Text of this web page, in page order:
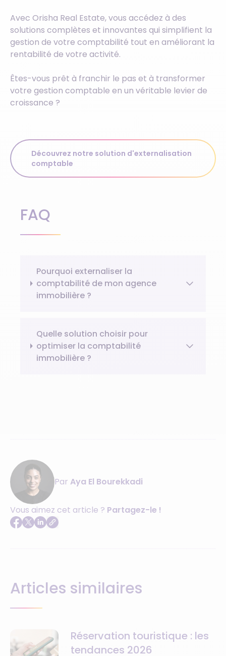
Avec Orisha Real Estate, vous accédez à des
solutions complètes et innovantes qui simplifient la
gestion de votre comptabilité tout en améliorant la
rentabilité de votre activité.
Êtes-vous prêt à franchir le pas et à transformer
votre gestion comptable en un véritable levier de
croissance ?
Découvrez notre solution d'externalisation
comptable
FAQ
Pourquoi externaliser la
comptabilité de mon agence
immobilière ?
Quelle solution choisir pour
optimiser la comptabilité
immobilière ?
Par Aya El Bourekkadi
Vous aimez cet article ? Partagez-le !
Articles similaires
Réservation touristique : les
tendances 2026